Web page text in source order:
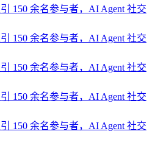
150 余名参与者，AI Agent 社交
150 余名参与者，AI Agent 社交
150 余名参与者，AI Agent 社交
150 余名参与者，AI Agent 社交
150 余名参与者，AI Agent 社交